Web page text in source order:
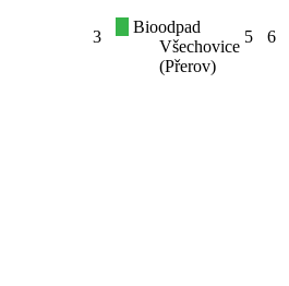
3
Bioodpad
Všechovice
(Přerov)
5 6